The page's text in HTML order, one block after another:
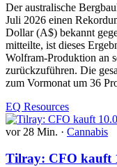
Der australische
Juli 2026 einen
Dollar (A$) bekannt
mitteilte, ist dieses
Wolfram-Produktion an
zurückzuführen. Die
zum Vormonat um 36
EQ Resources
vor 28 Min. · Cannabis
Tilray: CFO kauft